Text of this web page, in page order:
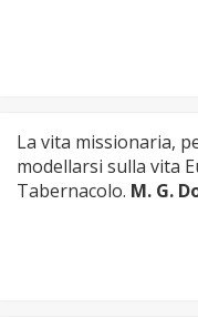
La vita missionaria,
modellarsi sulla vita
Tabernacolo. M. G.